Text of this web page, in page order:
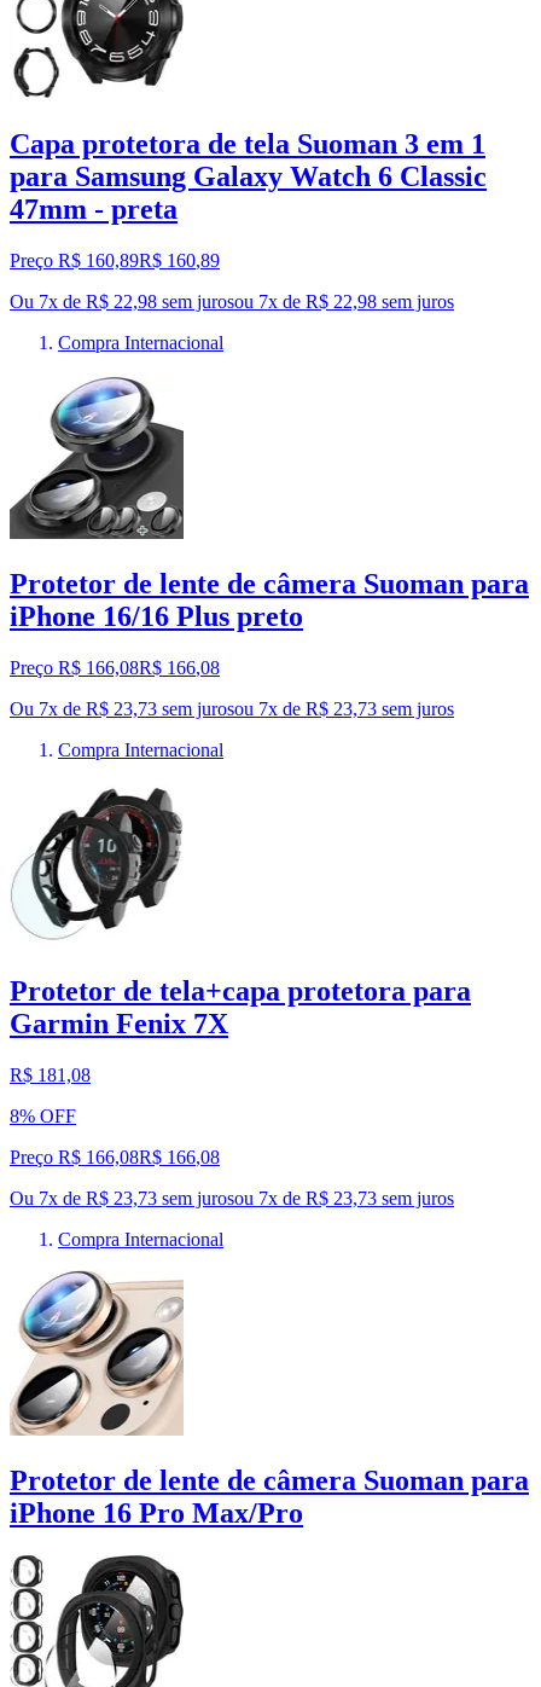
Capa protetora de tela Suoman 3 em 1
para Samsung Galaxy Watch 6 Classic
47mm - preta
Preço R$ 160,89R$ 160,89
Ou 7x de R$ 22,98 sem jurosou 7x de R$ 22,98 sem juros
Compra Internacional
Protetor de lente de câmera Suoman para
iPhone 16/16 Plus preto
Preço R$ 166,08R$ 166,08
Ou 7x de R$ 23,73 sem jurosou 7x de R$ 23,73 sem juros
Compra Internacional
Protetor de tela+capa protetora para
Garmin Fenix 7X
R$ 181,08
8% OFF
Preço R$ 166,08R$ 166,08
Ou 7x de R$ 23,73 sem jurosou 7x de R$ 23,73 sem juros
Compra Internacional
Protetor de lente de câmera Suoman para
iPhone 16 Pro Max/Pro